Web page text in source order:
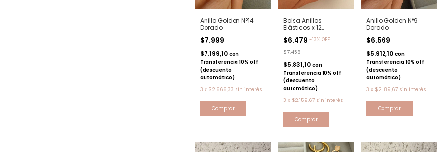
Anillo Golden N°14
Dorado
$7.999
$7.199,10 con
Transferencia 10% off
(descuento
automático)
3 x $2.666,33 sin interés
Comprar
Bolsa Anillos
Elásticos x 12
$6.479 -13% OFF
$7.459
$5.831,10 con
Transferencia 10% off
(descuento
automático)
3 x $2.159,67 sin interés
Anillo Golden N°9
Dorado
$6.569
$5.912,10 con
Transferencia 10% off
(descuento
automático)
3 x $2.189,67 sin interés
Comprar